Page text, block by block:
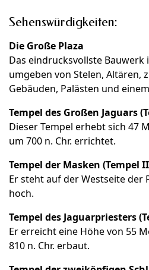
Sehenswürdigkeiten:
Die Große Plaza
Das eindrucksvollste Bauwerk
umgeben von Stelen, Altären,
Gebäuden, Palästen und
Tempel des Großen Jaguars
Dieser Tempel erhebt sich 47
um 700 n. Chr. errichtet.
Tempel der Masken (Tempel
Er steht auf der Westseite der
hoch.
Tempel des Jaguarpriesters
Er erreicht eine Höhe von 55
810 n. Chr. erbaut.